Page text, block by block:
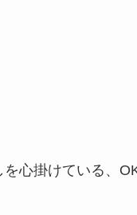
心掛けている、